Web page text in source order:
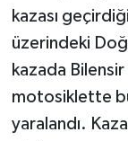
kazası
üzerindeki
kazada
motosiklette
yaralandı.